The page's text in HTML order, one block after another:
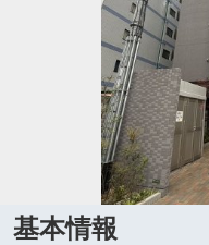
基本情報